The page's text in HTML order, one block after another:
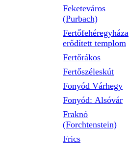
Feketeváros
(Purbach)
Fertőfehéregyháza
erődített templom
Fertőrákos
Fertőszéleskút
Fonyód Várhegy
Fonyód: Alsóvár
Fraknó
(Forchtenstein)
Frics